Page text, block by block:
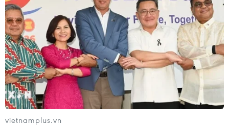
vietnamplus.vn